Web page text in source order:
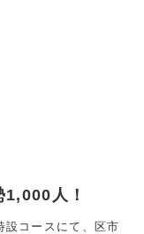
人！
設コースにて、区市